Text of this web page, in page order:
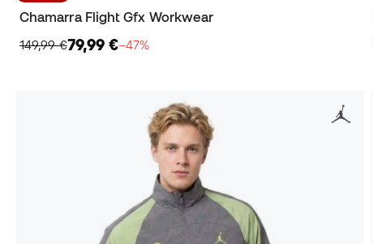
Chamarra Flight Gfx Workwear
149,99 €79,99 €−47%